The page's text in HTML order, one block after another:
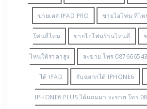
ขายเคส IPAD PRO ขายไอโฟน ที่ไห
โฟนที่ไหน ขายไอโฟนร้านไหนดี
ไหนให้ราคาสูง จะขาย โทร
ได้ IPAD จับฉลากได้ IPHONE6
IPHONE6 PLUS ได้แถมมา จะขาย โทร